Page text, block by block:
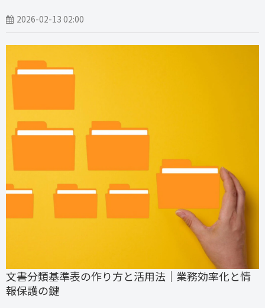
2026-02-13 02:00
文書分類基準表の作り方と活用法｜業務効率化と情
報保護の鍵